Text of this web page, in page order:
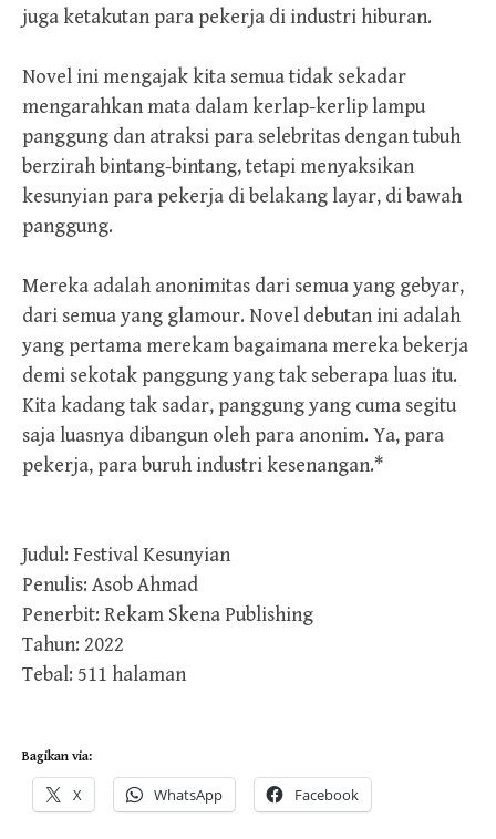
juga ketakutan para pekerja di industri hiburan.
Novel ini mengajak kita semua tidak sekadar
mengarahkan mata dalam kerlap-kerlip lampu
panggung dan atraksi para selebritas dengan tubuh
berzirah bintang-bintang, tetapi menyaksikan
kesunyian para pekerja di belakang layar, di bawah
panggung.
Mereka adalah anonimitas dari semua yang gebyar,
dari semua yang glamour. Novel debutan ini adalah
yang pertama merekam bagaimana mereka bekerja
demi sekotak panggung yang tak seberapa luas itu.
Kita kadang tak sadar, panggung yang cuma segitu
saja luasnya dibangun oleh para anonim. Ya, para
pekerja, para buruh industri kesenangan.*
Judul: Festival Kesunyian
Penulis: Asob Ahmad
Penerbit: Rekam Skena Publishing
Tahun: 2022
Tebal: 511 halaman
Bagikan via:
X WhatsApp Facebook